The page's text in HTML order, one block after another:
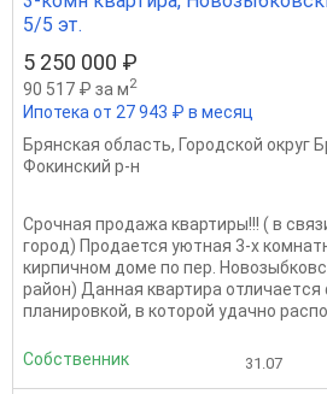
5/5 эт.
5 250 000 ₽
90 517 ₽ за м2
Ипотека от 27 943 ₽ в месяц
Брянская область, Городской округ
Фокинский р-н
Срочная продажа квартиры!!! ( в
город) Продaeтся уютнaя 3-х
киpпичном доме по пep.
район) Даннaя квартиpa
плaниpoвкoй, в котоpой удачнo
Собственник 31.07